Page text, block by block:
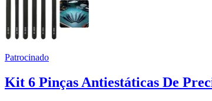
Patrocinado
Kit 6 Pinças Antiestáticas De